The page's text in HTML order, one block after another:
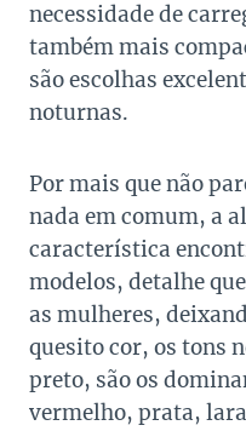
necessidade de
também mais
são escolhas
noturnas.
Por mais que não
nada em comum, a
característica
modelos, detalhe
as mulheres,
quesito cor, os tons
preto, são os
vermelho, prata,